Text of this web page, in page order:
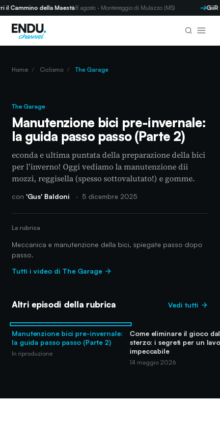
della Maestà8 agosto · Montereggio di Mulazzo (MS) GiiR
Home / Ciclismo / The Garage
The Garage
Manutenzione bici pre-invernale:
la guida passo passo (Parte 2)
econda e ultima puntata della preparazione della bici
per l’inverno! Oggi vediamo la manutenzione dii
mozzi, reggisella (spesso sottovalutato!) e gomme.
con 'Gus' Baldoni · 5 dicembre 2025
La rubrica
Meccanica e manutenzione della bici, spiegate passo dopo
passo.
Tutti i video di The Garage
Altri episodi della rubrica Vedi tutti
Manutenzione bici pre-invernale:
la guida passo passo (Parte 2)
In riproduzione
Come eliminare il gioco
sterzo: i segreti per un
impeccabile
14 maggio 2026